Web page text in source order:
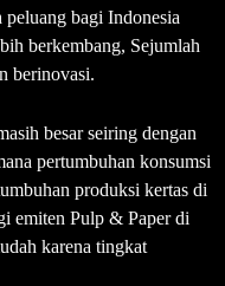
bagi Indonesia
berkembang, Sejumlah
berinovasi.
besar seiring dengan
pertumbuhan konsumsi
produksi kertas di
emiten Pulp & Paper di
karena tingkat